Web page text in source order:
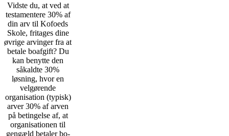
Vidste du, at ved at
testamentere 30% af
din arv til Kofoeds
Skole, fritages dine
øvrige arvinger fra at
betale boafgift? Du
kan benytte den
såkaldte 30%
løsning, hvor en
velgørende
organisation (typisk)
arver 30% af arven
på betingelse af, at
organisationen til
gengæld betaler bo-